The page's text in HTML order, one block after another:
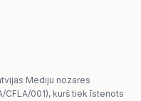
Mediju nozares
CFLA/001), kurš tiek īstenots